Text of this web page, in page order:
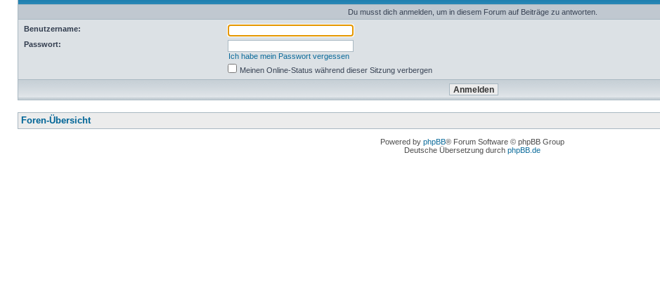
Du musst dich anmelden, um in diesem Forum auf Beiträge zu antworten.
Benutzername:
Passwort:
Ich habe mein Passwort vergessen
Meinen Online-Status während dieser Sitzung verbergen
Foren-Übersicht
Powered by phpBB® Forum Software © phpBB Group
Deutsche Übersetzung durch phpBB.de